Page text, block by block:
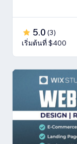
5.0 (3)
เริ่มต้นที่ $400